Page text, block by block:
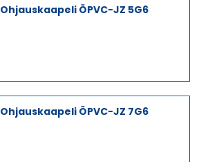
Ohjauskaapeli ÖPVC-JZ 5G6
Ohjauskaapeli ÖPVC-JZ 7G6